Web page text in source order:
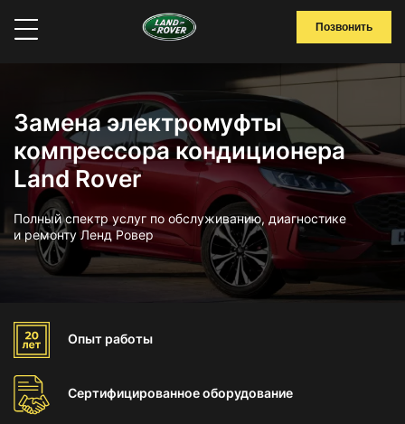
Позвонить
Замена электромуфты
компрессора кондиционера
Land Rover
Полный спектр услуг по обслуживанию, диагностике
и ремонту Ленд Ровер
Опыт работы
Сертифицированноеоборудование